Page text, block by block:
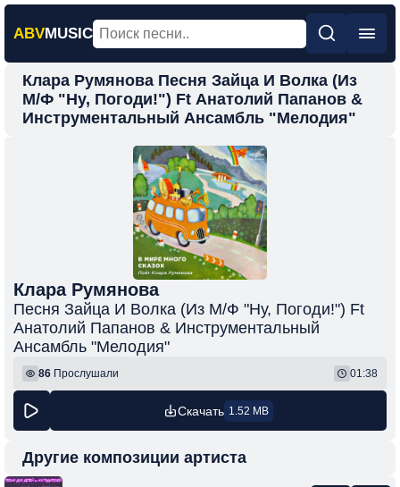
ABVMUSIC
Главная
Новинки
Клара Румянова Песня Зайца И Волка (Из
М/Ф "Ну, Погоди!") Ft Анатолий Папанов &
Инструментальный Ансамбль "Мелодия"
Клара Румянова
Песня Зайца И Волка (Из М/Ф "Ну, Погоди!") Ft
Анатолий Папанов & Инструментальный
Ансамбль "Мелодия"
86 Прослушали 01:38
Скачать 1.52 MB
Другие композиции артиста